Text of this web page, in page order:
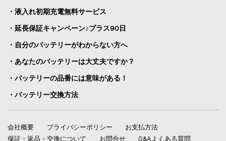
・液入れ初期充電無料サービス
・延長保証キャンペーン♪プラス90日
・自分のバッテリーがわからない方へ
・あなたのバッテリーは大丈夫ですか？
・バッテリーの品番には意味がある！
・バッテリー交換方法
会社概要 プライバシーポリシー
お支払方法
保証・返品・交換について
お問合せ Q&Aよくある質問